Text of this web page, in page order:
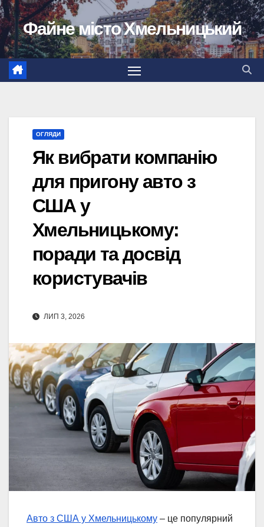
Перейти
до
вмісту
Файне місто Хмельницький
ОГЛЯДИ
Як вибрати компанію
для пригону авто з
США у
Хмельницькому:
поради та досвід
користувачів
ЛИП 3, 2026
Авто з США у Хмельницькому – це популярний